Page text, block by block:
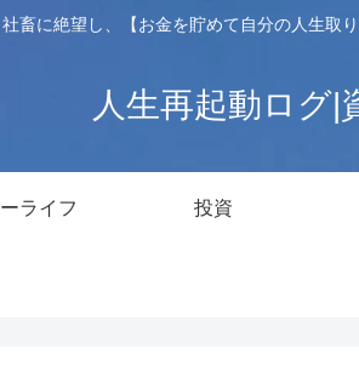
社畜に絶望し、【お金を貯めて自分の人生取
人生再起動ログ|
ライフ 投資